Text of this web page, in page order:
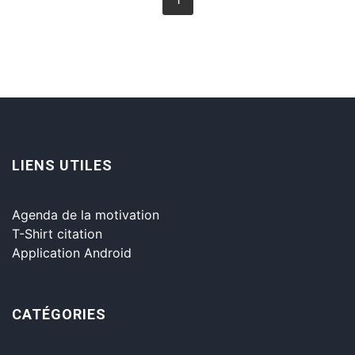
LIENS UTILES
Agenda de la motivation
T-Shirt citation
Application Android
CATÉGORIES